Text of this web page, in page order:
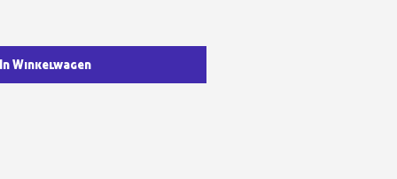
bij elke bestelling
binnen 14 dagen
eerste bestelling
In Winkelwagen